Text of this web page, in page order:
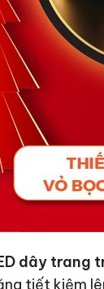
dây trang
tiết kiệm